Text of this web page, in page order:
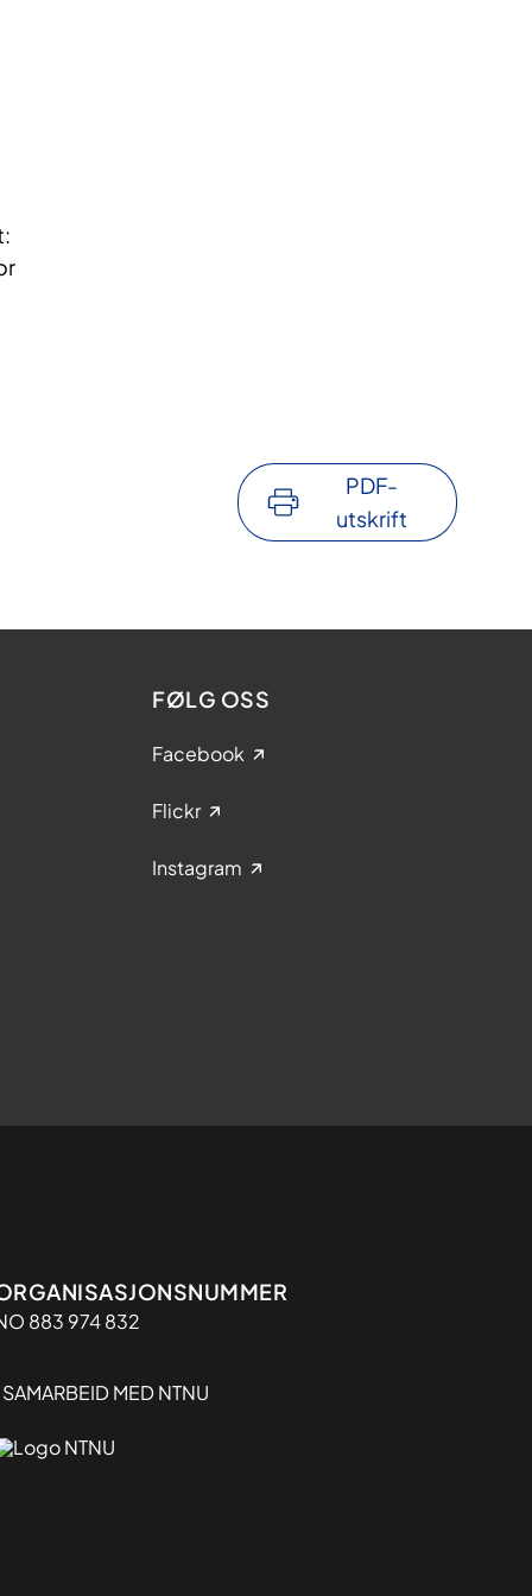
PDF-
utskrift
FØLG OSS
Facebook
Flickr
Instagram
883 974 832
SAMARBEID MED NTNU